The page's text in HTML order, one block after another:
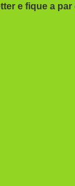
e fique a